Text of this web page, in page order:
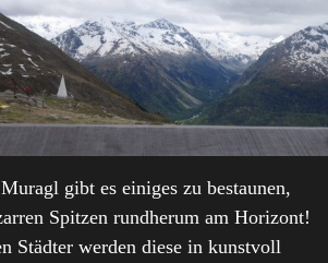
gibt es einiges zu bestaunen,
Spitzen rundherum am Horizont!
Städter werden diese in kunstvoll